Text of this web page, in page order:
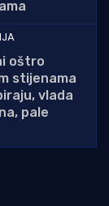
oštro
stijenama
vlada
pale